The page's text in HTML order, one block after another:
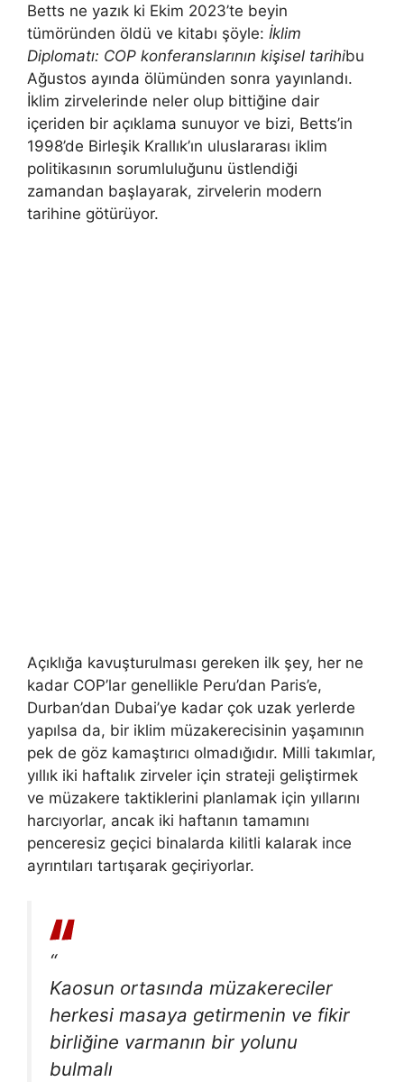
Betts ne yazık ki Ekim 2023’te beyin
tümöründen öldü ve kitabı şöyle: İklim
Diplomatı: COP konferanslarının kişisel tarihibu
Ağustos ayında ölümünden sonra yayınlandı.
İklim zirvelerinde neler olup bittiğine dair
içeriden bir açıklama sunuyor ve bizi, Betts’in
1998’de Birleşik Krallık’ın uluslararası iklim
politikasının sorumluluğunu üstlendiği
zamandan başlayarak, zirvelerin modern
tarihine götürüyor.
Açıklığa kavuşturulması gereken ilk şey, her ne
kadar COP’lar genellikle Peru’dan Paris’e,
Durban’dan Dubai’ye kadar çok uzak yerlerde
yapılsa da, bir iklim müzakerecisinin yaşamının
pek de göz kamaştırıcı olmadığıdır. Milli takımlar,
yıllık iki haftalık zirveler için strateji geliştirmek
ve müzakere taktiklerini planlamak için yıllarını
harcıyorlar, ancak iki haftanın tamamını
penceresiz geçici binalarda kilitli kalarak ince
ayrıntıları tartışarak geçiriyorlar.
“
Kaosun ortasında müzakereciler
herkesi masaya getirmenin ve fikir
birliğine varmanın bir yolunu
bulmalı